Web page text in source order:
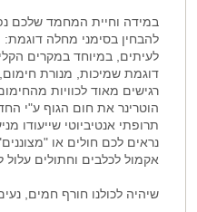
במידה וחיית המחמד שלכם
להבחין בסימני מחלה דוגמת:
לעיתים, במיוחד במקרים
דוגמת שמיכות, מנורת
רגישים מאוד לכוויות
הוטרינר את חום הגוף ע"י
תרופתי אנטיביוטי
נראים לכם חולים או
אקמול לכלבים וחתולים עלול
שיהיה לכולנו חורף חמים,